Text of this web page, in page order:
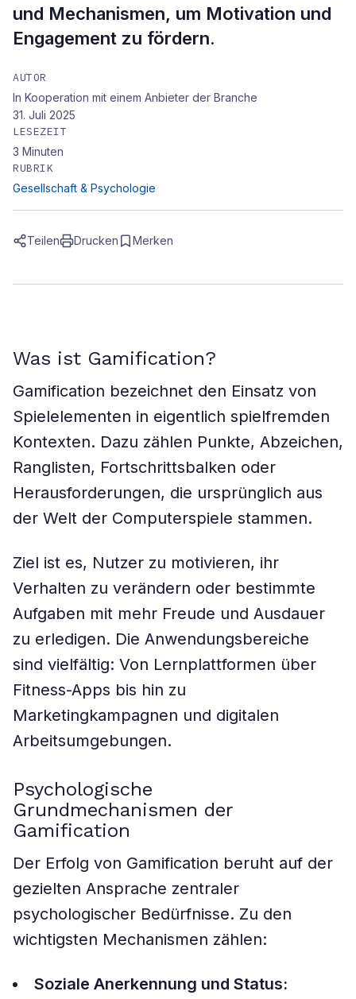
und Mechanismen, um Motivation und
Engagement zu fördern.
AUTOR
In Kooperation mit einem Anbieter der Branche
31. Juli 2025
LESEZEIT
3 Minuten
RUBRIK
Gesellschaft & Psychologie
Teilen Drucken Merken
Was ist Gamification?
Gamification bezeichnet den Einsatz von
Spielelementen in eigentlich spielfremden
Kontexten. Dazu zählen Punkte, Abzeichen,
Ranglisten, Fortschrittsbalken oder
Herausforderungen, die ursprünglich aus
der Welt der Computerspiele stammen.
Ziel ist es, Nutzer zu motivieren, ihr
Verhalten zu verändern oder bestimmte
Aufgaben mit mehr Freude und Ausdauer
zu erledigen. Die Anwendungsbereiche
sind vielfältig: Von Lernplattformen über
Fitness-Apps bis hin zu
Marketingkampagnen und digitalen
Arbeitsumgebungen.
Psychologische
Grundmechanismen der
Gamification
Der Erfolg von Gamification beruht auf der
gezielten Ansprache zentraler
psychologischer Bedürfnisse. Zu den
wichtigsten Mechanismen zählen:
Soziale Anerkennung und Status: